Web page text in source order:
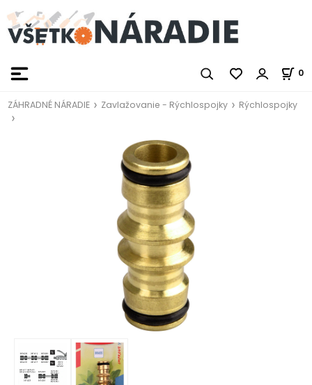
0
ZÁHRADNÉ NÁRADIE Zavlažovanie - Rýchlospojky Rýchlospojky